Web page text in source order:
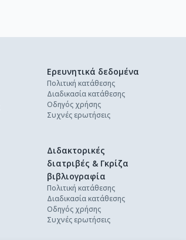
Ερευνητικά δεδομένα
Πολιτική κατάθεσης
Διαδικασία κατάθεσης
Οδηγός χρήσης
Συχνές ερωτήσεις
Διδακτορικές
διατριβές & Γκρίζα
βιβλιογραφία
Πολιτική κατάθεσης
Διαδικασία κατάθεσης
Οδηγός χρήσης
Συχνές ερωτήσεις